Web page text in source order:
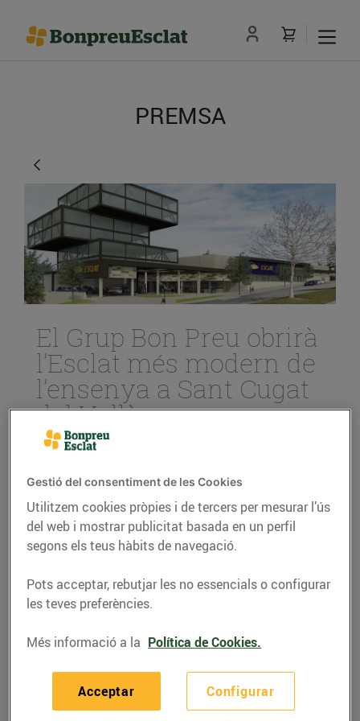
PREMSA
El Grup Bon Preu obrirà
l’Esclat més modern de
l’ensenya a Sant Cugat
del Vallès
07/de juliol/2017
Invertirem més de 15 M€ en la
construcció d’un edifici de darrera
generació
Començarem les obres al setembre
fins l’estiu de 2018
Amb aquesta obertura crearem 120
Amb l'objectiu de seguir creixent a la zona del
Vallès hem adquirit els terrenys de l’enclavament de
la B-30 amb la C-16 (Túnels de Vallvidrera) per
Gestió del consentiment de les Cookies
Utilitzem cookies pròpies i de tercers per mesurar l’ús
del web i mostrar publicitat basada en un perfil
segons els teus hàbits de navegació.
Pots acceptar, rebutjar les no essencials o configurar
les teves preferències.
Més informació a la Política de Cookies.
Configurar
Acceptar